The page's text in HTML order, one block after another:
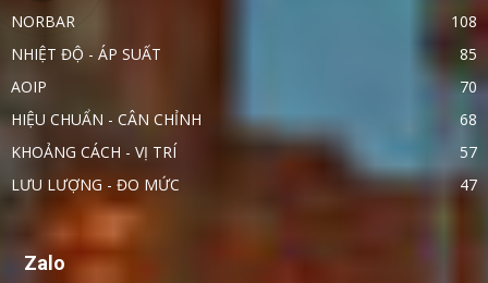
NORBAR
108
NHIỆT ĐỘ - ÁP SUẤT
85
AOIP
70
HIỆU CHUẨN - CÂN CHỈNH
68
KHOẢNG CÁCH - VỊ TRÍ
57
LƯU LƯỢNG - ĐO MỨC
47
Zalo